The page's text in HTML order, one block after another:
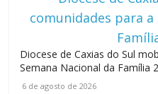
Diocese de Caxias do Sul
Semana Nacional da Família
6 de agosto de 2026